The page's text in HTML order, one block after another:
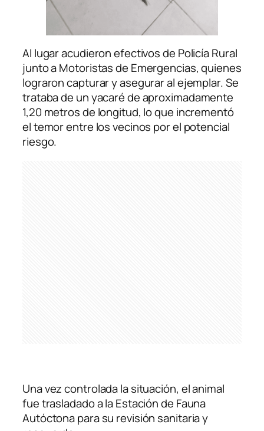
Al lugar acudieron efectivos de Policía Rural
junto a Motoristas de Emergencias, quienes
lograron capturar y asegurar al ejemplar. Se
trataba de un yacaré de aproximadamente
1,20 metros de longitud, lo que incrementó
el temor entre los vecinos por el potencial
riesgo.
Una vez controlada la situación, el animal
fue trasladado a la Estación de Fauna
Autóctona para su revisión sanitaria y